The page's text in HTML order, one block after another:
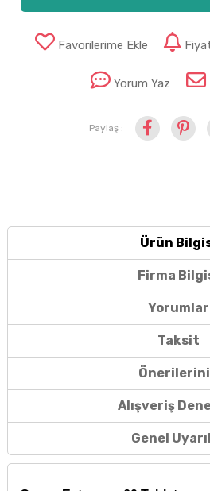
Favorilerime Ekle
Yorum Yaz
Paylaş :
Ürün
Firma
Yorumlar
Taksit
Alışveriş
Genel